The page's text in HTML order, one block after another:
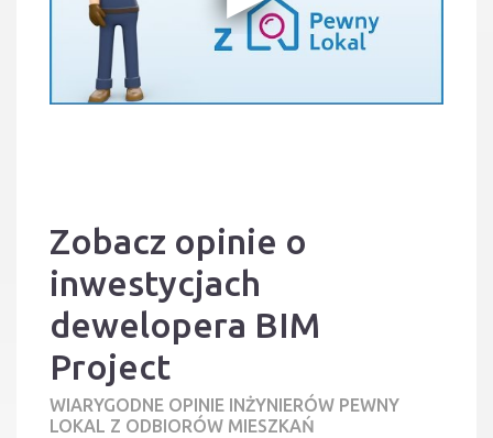
Zobacz opinie o
inwestycjach
dewelopera BIM
Project
WIARYGODNE OPINIE INŻYNIERÓW PEWNY
LOKAL Z ODBIORÓW MIESZKAŃ